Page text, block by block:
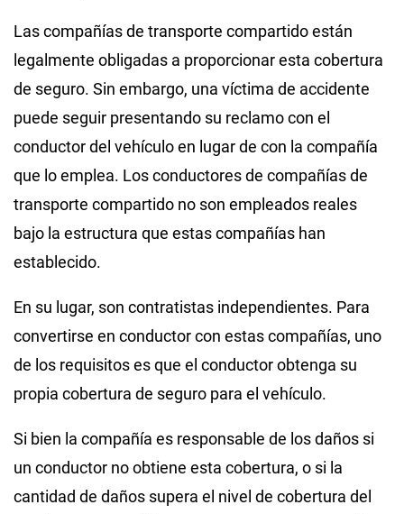
Las compañías de transporte compartido están
legalmente obligadas a proporcionar esta cobertura
de seguro. Sin embargo, una víctima de accidente
puede seguir presentando su reclamo con el
conductor del vehículo en lugar de con la compañía
que lo emplea. Los conductores de compañías de
transporte compartido no son empleados reales
bajo la estructura que estas compañías han
establecido.
En su lugar, son contratistas independientes. Para
convertirse en conductor con estas compañías, uno
de los requisitos es que el conductor obtenga su
propia cobertura de seguro para el vehículo.
Si bien la compañía es responsable de los daños si
un conductor no obtiene esta cobertura, o si la
cantidad de daños supera el nivel de cobertura del